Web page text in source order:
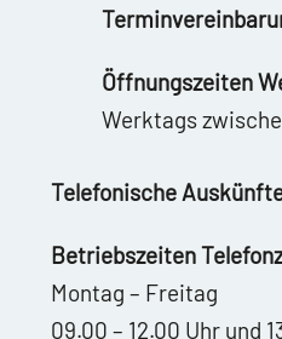
Öffnungszeiten
Werktags
Telefonische
Betriebszeiten
Montag – Freitag
09.00 – 12.00 Uhr und